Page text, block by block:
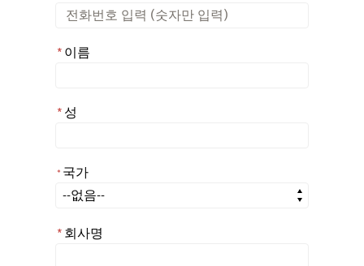
*이름
*성
* 국가
국가
*회사명